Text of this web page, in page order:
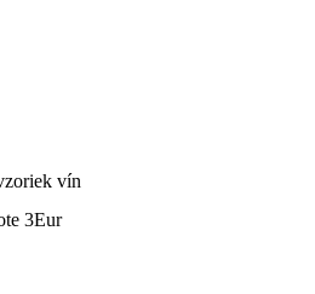
vín
3Eur